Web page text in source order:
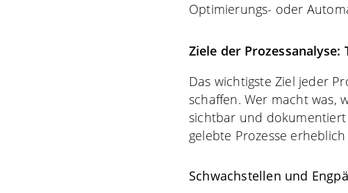
Optimierungs- oder
Ziele der Prozessanalyse:
Das wichtigste Ziel jeder
schaffen. Wer macht was,
sichtbar und
gelebte Prozesse
Schwachstellen und